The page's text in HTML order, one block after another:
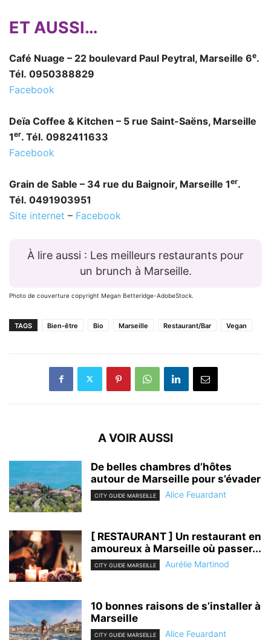
ET AUSSI…
Café Nuage – 22 boulevard Paul Peytral, Marseille 6e.
Tél. 0950388829
Facebook
Deïa Coffee & Kitchen – 5 rue Saint-Saëns, Marseille
1er. Tél. 0982411633
Facebook
Grain de Sable – 34 rue du Baignoir, Marseille 1er.
Tél. 0491903951
Site internet – Facebook
À lire aussi : Les meilleurs restaurants pour
un brunch à Marseille.
Photo de couverture copyright Megan Betteridge-AdobeStock.
TAGS Bien-être Bio Marseille Restaurant/Bar Vegan
A VOIR AUSSI
De belles chambres d’hôtes
autour de Marseille pour s’évader
CITY GUIDE MARSEILLE Alice Feuardant
[ RESTAURANT ] Un restaurant en
amoureux à Marseille où passer...
CITY GUIDE MARSEILLE Aurélie Martinod
10 bonnes raisons de s’installer à
Marseille
CITY GUIDE MARSEILLE Alice Feuardant